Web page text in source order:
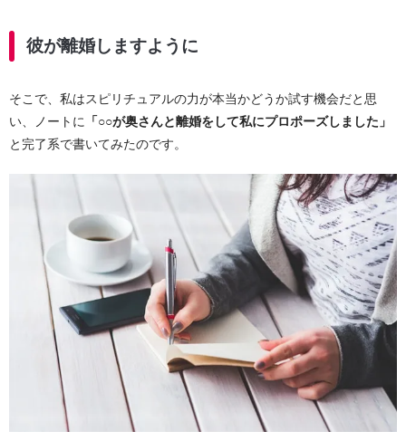
彼が離婚しますように
そこで、私はスピリチュアルの力が本当かどうか試す機会だと思
い、ノートに
「○○が奥さんと離婚をして私にプロポーズしました」
と完了系で書いてみたのです。